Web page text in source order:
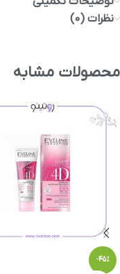
نظرات (0)
محصولات مشابه
-45%